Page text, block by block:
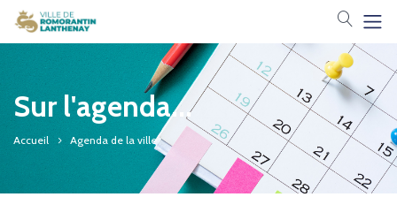
Votre
Sur l'agenda...
Accueil Agenda de la ville